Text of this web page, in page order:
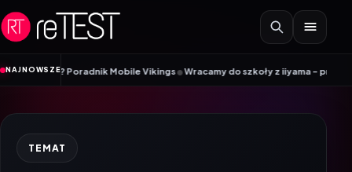
Przejdź do treści
NAJNOWSZE
eSIM? Poradnik Mobile Vikings•Wracamy do szkoły z iiyama – promocja
TEMAT